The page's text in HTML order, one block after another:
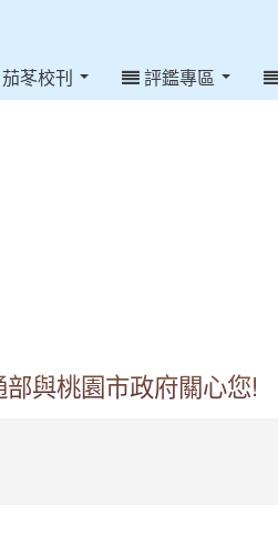
茄苳校刊 評鑑專區
與桃園市政府關心您!